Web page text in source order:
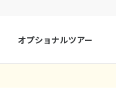
オプショナルツアー